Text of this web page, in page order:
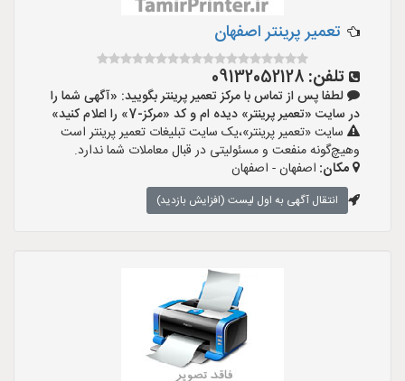
تعمیر پرینتر اصفهان
تلفن: 09132052128
لطفا پس از تماس با مرکز تعمیر پرینتر بگویید: «آگهی شما را
در سایت «تعمیر پرینتر» دیده ام و کد «مرکز-7» را اعلام کنید»
سایت «تعمیر پرینتر»،یک سایت تبلیغات تعمیر پرینتر است
وهیچ‌گونه منفعت و مسئولیتی در قبال معاملات شما ندارد.
مکان: اصفهان - اصفهان
انتقال آگهی به اول لیست (افزایش بازدید)